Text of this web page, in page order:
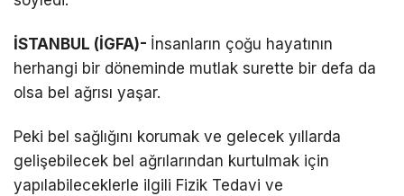
İSTANBUL (İGFA)- İnsanların çoğu hayatının
herhangi bir döneminde mutlak surette bir defa da
olsa bel ağrısı yaşar.
Peki bel sağlığını korumak ve gelecek yıllarda
gelişebilecek bel ağrılarından kurtulmak için
yapılabileceklerle ilgili Fizik Tedavi ve